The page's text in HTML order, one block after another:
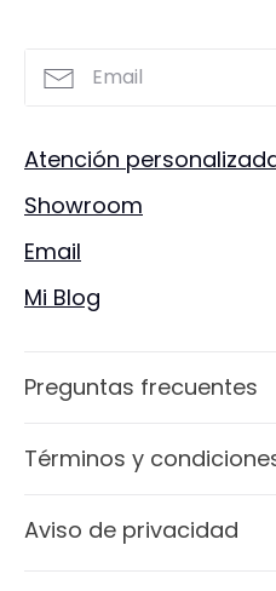
Atención
Showroom
Email
Mi Blog
Preguntas frecuentes
Términos y
Aviso de privacidad